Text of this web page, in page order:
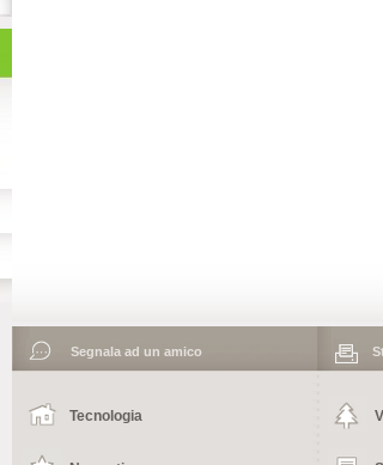
Segnala ad un amico
Tecnologia